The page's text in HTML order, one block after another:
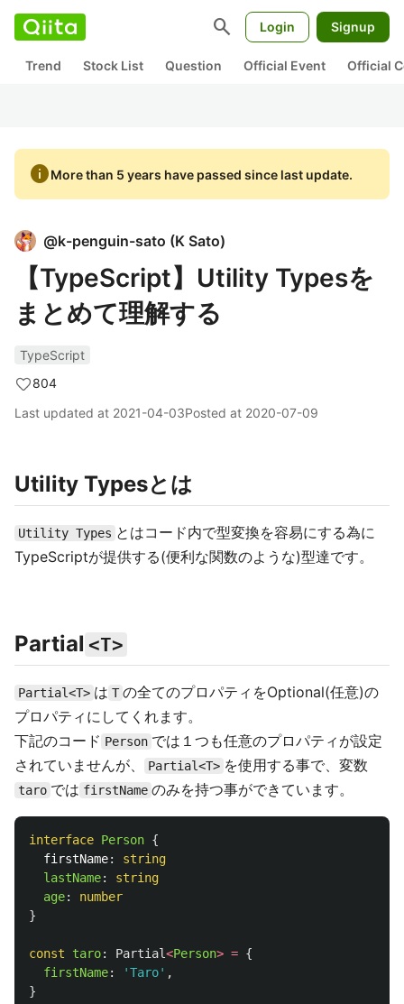
search Login Signup
Trend Stock List Question Official Event Official
infoMore than 5 years have passed since last update.
@k-penguin-sato (K Sato)
【TypeScript】Utility Typesを
まとめて理解する
TypeScript
804
Last updated at 2021-04-03Posted at 2020-07-09
Utility Typesとは
Utility Types とはコード内で型変換を容易にする為に
TypeScriptが提供する(便利な関数のような)型達です。
Partial <T>
Partial<T> は T の全てのプロパティをOptional(任意)の
プロパティにしてくれます。
下記のコード Person では１つも任意のプロパティが設定
されていませんが、
Partial<T> を使用する事で、変数
taro では firstName のみを持つ事ができています。
interface Person {
firstName:
string
lastName:
string
age:
number
}
const taro: Partial<Person> = {
firstName: 'Taro' ,
}